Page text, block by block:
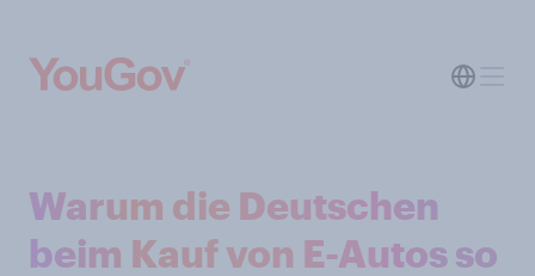
Warum die Deutschen
beim Kauf von E-Autos so